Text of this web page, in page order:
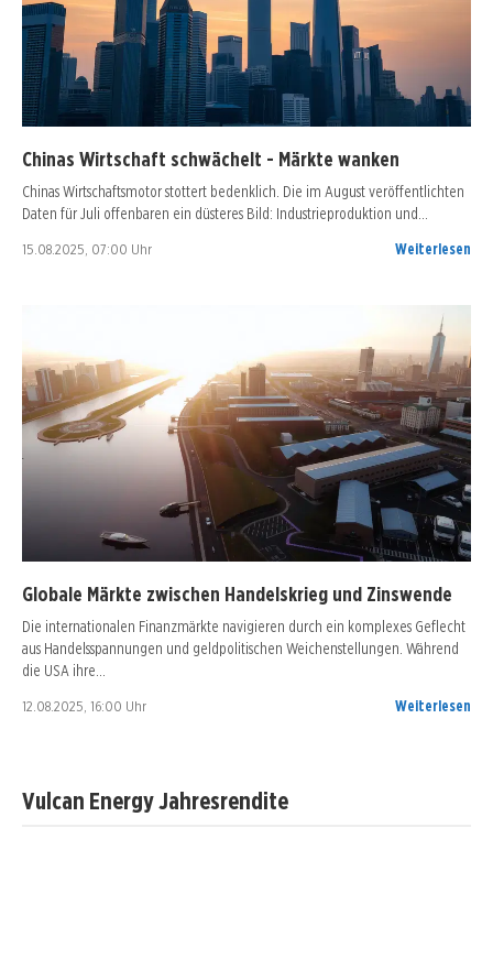
Chinas Wirtschaft schwächelt - Märkte wanken
Chinas Wirtschaftsmotor stottert bedenklich. Die im August veröffentlichten
Daten für Juli offenbaren ein düsteres Bild: Industrieproduktion und…
15.08.2025, 07:00 Uhr Weiterlesen
Globale Märkte zwischen Handelskrieg und Zinswende
Die internationalen Finanzmärkte navigieren durch ein komplexes Geflecht
aus Handelsspannungen und geldpolitischen Weichenstellungen. Während
die USA ihre…
12.08.2025, 16:00 Uhr Weiterlesen
Vulcan Energy Jahresrendite